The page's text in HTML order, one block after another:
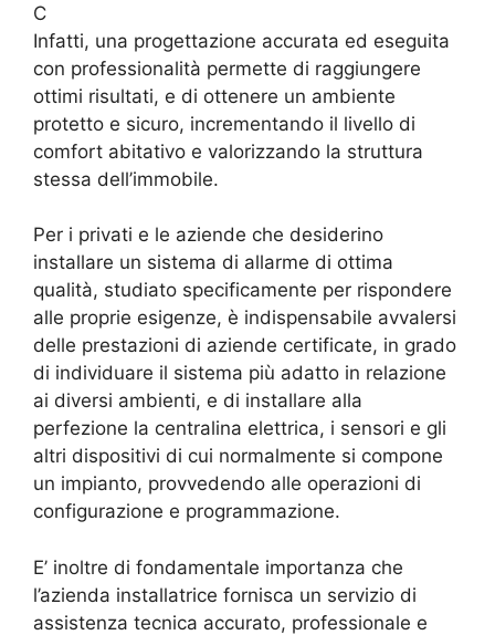
C
Infatti, una progettazione accurata ed eseguita
con professionalità permette di raggiungere
ottimi risultati, e di ottenere un ambiente
protetto e sicuro, incrementando il livello di
comfort abitativo e valorizzando la struttura
stessa dell’immobile.
Per i privati e le aziende che desiderino
installare un sistema di allarme di ottima
qualità, studiato specificamente per rispondere
alle proprie esigenze, è indispensabile avvalersi
delle prestazioni di aziende certificate, in grado
di individuare il sistema più adatto in relazione
ai diversi ambienti, e di installare alla
perfezione la centralina elettrica, i sensori e gli
altri dispositivi di cui normalmente si compone
un impianto, provvedendo alle operazioni di
configurazione e programmazione.
E’ inoltre di fondamentale importanza che
l’azienda installatrice fornisca un servizio di
assistenza tecnica accurato, professionale e